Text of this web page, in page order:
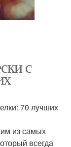
с
70 лучших
из самых
всегда